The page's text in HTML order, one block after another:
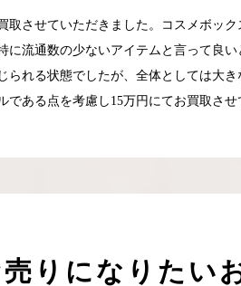
や高く売れるコツを解説
取させていただきました。コスメボッ
に流通数の少ないアイテムと言って良
られる状態でしたが、全体としては大
である点を考慮し15万円にてお買取させ
りになりたい